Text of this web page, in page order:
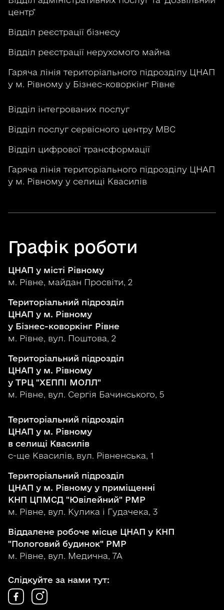
центр"
Відділ реєстрації бізнесу
Відділ реєстрації нерухомого майна
Гаряча лінія територіального підрозділу ЦНАП
у м. Рівному у Бізнес-коворкінг Рівне
Відділ інтегрованих послуг
Відділ послуг сервісного центру МВС
Відділ цифрової трансформації
Гаряча лінія територіального підрозділу ЦНАП
у м. Рівному у селищі Квасилів
Графік роботи
ЦНАП у місті Рівному
м. Рівне, майдан Просвіти, 2
Територіальний підрозділ
ЦНАП у м. Рівному
у Бізнес-коворкінг Рівне
м. Рівне, вул. Поштова, 2
Територіальний підрозділ
ЦНАП у м. Рівному
у ТРЦ "ХЕППІ МОЛЛ"
м. Рівне, вул. Сергія Бачинського, 5
Територіальний підрозділ
ЦНАП у м. Рівному
в селищі Квасилів
с-ще Квасилів, вул. Рівненська, 1
Територіальний підрозділ
ЦНАП у м. Рівному у приміщенні
КНП ЦПМСД "Ювілейний" РМР
м. Рівне, вул. Кулика і Гудачека, 3
Віддалене робоче місце ЦНАП у КНП
"Пологовий будинок" РМР
м. Рівне, вул. Медична, 7А
Слідкуйте за нами тут: